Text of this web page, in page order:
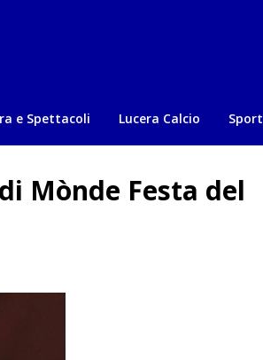
e Spettacoli Lucera Calcio Sport
Mònde Festa del